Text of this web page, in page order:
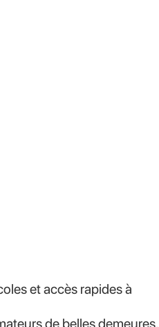
et accès rapides à